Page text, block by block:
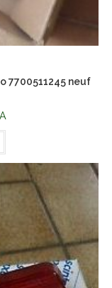
7700511245 neuf